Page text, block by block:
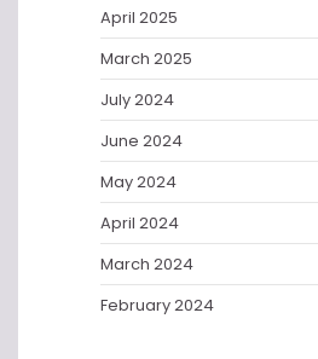
April 2025
March 2025
July 2024
June 2024
May 2024
April 2024
March 2024
February 2024